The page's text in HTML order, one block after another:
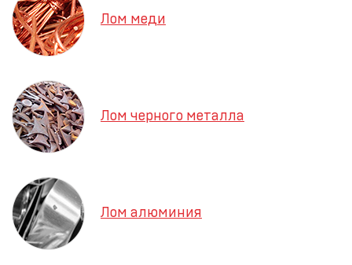
Лом меди
Лом черного металла
Лом алюминия